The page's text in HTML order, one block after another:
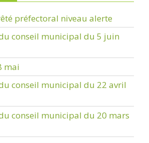
préfectoral niveau alerte
conseil municipal du 5 juin
mai
conseil municipal du 22 avril
conseil municipal du 20 mars